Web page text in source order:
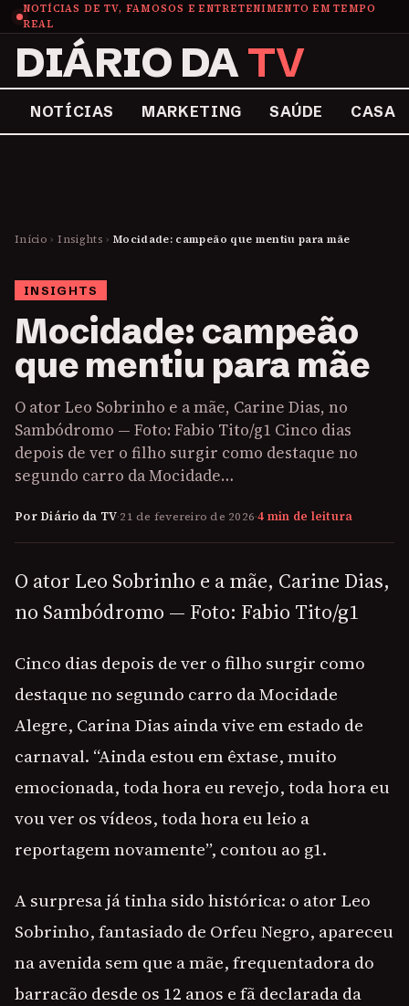
NOTÍCIAS DE TV, FAMOSOS E ENTRETENIMENTO EM TEMPO
REAL
DIÁRIO DATV
NOTÍCIAS MARKETING SAÚDE CASA
Início › Insights › Mocidade: campeão que mentiu para mãe
INSIGHTS
Mocidade: campeão
que mentiu para mãe
O ator Leo Sobrinho e a mãe, Carine Dias, no
Sambódromo — Foto: Fabio Tito/g1 Cinco dias
depois de ver o filho surgir como destaque no
segundo carro da Mocidade…
Por Diário da TV·21 de fevereiro de 2026·4 min de leitura
O ator Leo Sobrinho e a mãe, Carine Dias,
no Sambódromo — Foto: Fabio Tito/g1
Cinco dias depois de ver o filho surgir como
destaque no segundo carro da Mocidade
Alegre, Carina Dias ainda vive em estado de
carnaval. “Ainda estou em êxtase, muito
emocionada, toda hora eu revejo, toda hora eu
vou ver os vídeos, toda hora eu leio a
reportagem novamente”, contou ao g1.
A surpresa já tinha sido histórica: o ator Leo
Sobrinho, fantasiado de Orfeu Negro, apareceu
na avenida sem que a mãe, frequentadora do
barracão desde os 12 anos e fã declarada da